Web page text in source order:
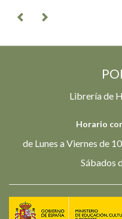
Librería de
Horario
de Lunes a Viernes de
Sábados